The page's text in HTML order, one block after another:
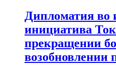
Дипломатия во
инициатива
прекращении
возобновлении